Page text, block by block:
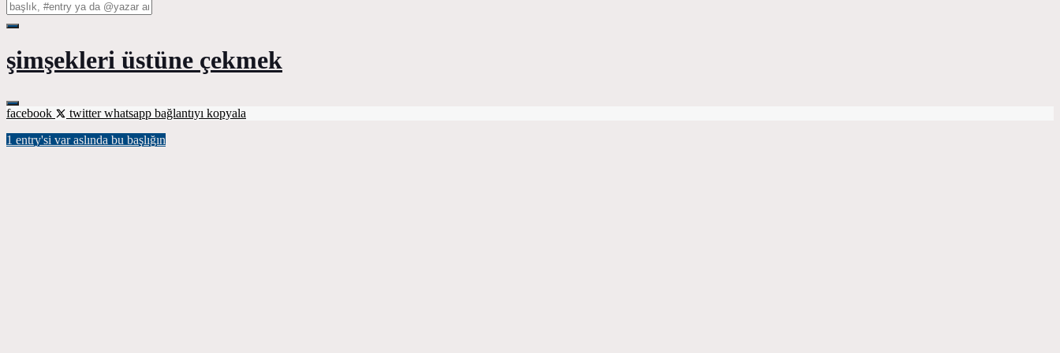
şimşekleri üstüne çekmek
facebook twitterwhatsapp bağlantıyı kopyala
1 entry'si var aslında bu başlığın